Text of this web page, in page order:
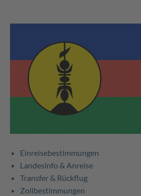
Einreisebestimmungen
Landesinfo & Anreise
Transfer & Rückflug
Zollbestimmungen